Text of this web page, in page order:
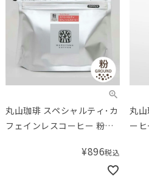
丸山珈琲 スペシャルティ･カ
フェインレスコーヒー 粉
¥896税込
丸
ー